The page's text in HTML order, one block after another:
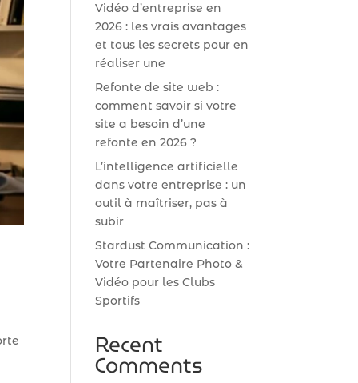
Vidéo d’entreprise en
2026 : les vrais avantages
et tous les secrets pour en
réaliser une
Refonte de site web :
comment savoir si votre
site a besoin d’une
refonte en 2026 ?
L’intelligence artificielle
dans votre entreprise : un
outil à maîtriser, pas à
subir
Stardust Communication :
Votre Partenaire Photo &
Vidéo pour les Clubs
Sportifs
Recent
Comments